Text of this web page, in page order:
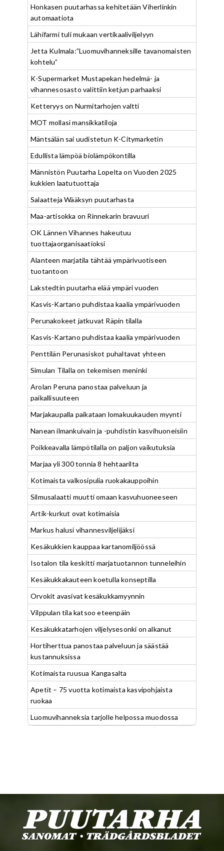
Honkasen puutarhassa kehitetään Viherlinkin
automaatiota
Lähifarmi tuli mukaan vertikaaliviljelyyn
Jetta Kulmala:”Luomuvihanneksille tavanomaisten
kohtelu”
K-Supermarket Mustapekan hedelmä- ja
vihannesosasto valittiin ketjun parhaaksi
Ketteryys on Nurmitarhojen valtti
MOT mollasi mansikkatiloja
Mäntsälän sai uudistetun K-Citymarketin
Edullista lämpöä biolämpökontilla
Männistön Puutarha Lopelta on Vuoden 2025
kukkien laatutuottaja
Salaatteja Wääksyn puutarhasta
Maa-artisokka on Rinnekarin bravuuri
OK Lännen Vihannes hakeutuu
tuottajaorganisaatioksi
Alanteen marjatila tähtää ympärivuotiseen
tuotantoon
Lakstedtin puutarha elää ympäri vuoden
Kasvis-Kartano puhdistaa kaalia ympärivuoden
Perunakokeet jatkuvat Räpin tilalla
Kasvis-Kartano puhdistaa kaalia ympärivuoden
Penttilän Perunasiskot puhaltavat yhteen
Simulan Tilalla on tekemisen meninki
Arolan Peruna panostaa palveluun ja
paikallisuuteen
Marjakaupalla paikataan lomakuukauden myynti
Nanean ilmankuivain ja -puhdistin kasvihuoneisiin
Poikkeavalla lämpötilalla on paljon vaikutuksia
Marjaa yli 300 tonnia 8 hehtaarilta
Kotimaista valkosipulia ruokakauppoihin
Silmusalaatti muutti omaan kasvuhuoneeseen
Artik-kurkut ovat kotimaisia
Markus halusi vihannesviljelijäksi
Kesäkukkien kauppaa kartanomiljöössä
Isotalon tila keskitti marjatuotannon tunneleihin
Kesäkukkakauteen koetulla konseptilla
Orvokit avasivat kesäkukkamyynnin
Vilppulan tila katsoo eteenpäin
Kesäkukkatarhojen viljelysesonki on alkanut
Hortiherttua panostaa palveluun ja säästää
kustannuksissa
Kotimaista ruusua Kangasalta
Apetit – 75 vuotta kotimaista kasvipohjaista
ruokaa
Luomuvihanneksia tarjolle helpossa muodossa